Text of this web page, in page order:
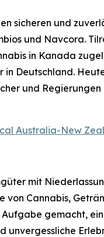
sicheren und
und Navcora.
in Kanada
in Deutschland.
und Regierungen
Australia-New
mit
Cannabis,
gemacht,
unvergessliche